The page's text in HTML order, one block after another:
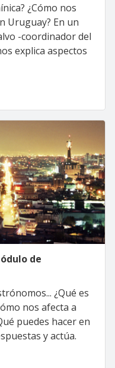
¿Cómo nos
Uruguay? En un
-coordinador del
explica aspectos
de
¿Qué es
nos afecta a
puedes hacer en
y actúa.